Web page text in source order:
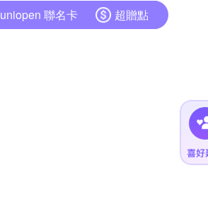
uniopen 聯名卡 超贈點